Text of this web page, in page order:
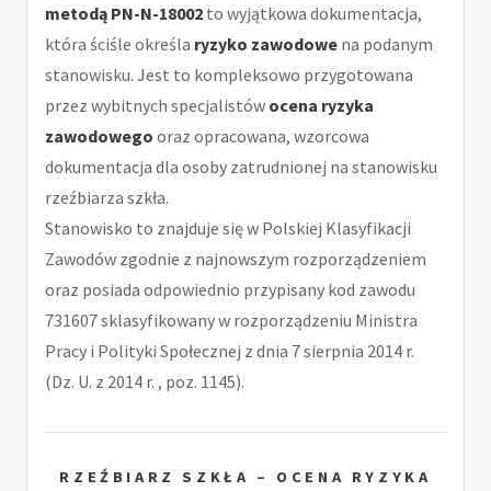
metodą PN-N-18002 to wyjątkowa dokumentacja,
która ściśle określa ryzyko zawodowe na podanym
stanowisku. Jest to kompleksowo przygotowana
przez wybitnych specjalistów ocena ryzyka
zawodowego oraz opracowana, wzorcowa
dokumentacja dla osoby zatrudnionej na stanowisku
rzeźbiarza szkła.
Stanowisko to znajduje się w Polskiej Klasyfikacji
Zawodów zgodnie z najnowszym rozporządzeniem
oraz posiada odpowiednio przypisany kod zawodu
731607 sklasyfikowany w rozporządzeniu Ministra
Pracy i Polityki Społecznej z dnia 7 sierpnia 2014 r.
(Dz. U. z 2014 r. , poz. 1145).
RZEŹBIARZ SZKŁA – OCENA RYZYKA